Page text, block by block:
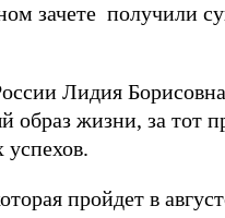
зачете получили
Лидия Борисовна
образ жизни, за тот
пройдет в